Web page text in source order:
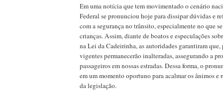
Em uma notícia que tem movimentado o cenário
Federal se pronunciou hoje para dissipar dúvidas e
com a segurança no trânsito, especialmente no que
crianças. Assim, diante de boatos e especulações
na Lei da Cadeirinha, as autoridades garantiram que,
vigentes permanecerão inalteradas, assegurando a
passageiros em nossas estradas. Dessa forma, o
em um momento oportuno para acalmar os ânimos e
da legislação.